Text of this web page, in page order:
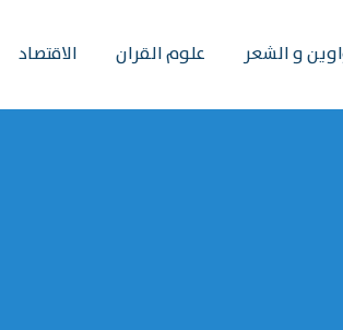
و الشعر علوم القران الاقتصاد